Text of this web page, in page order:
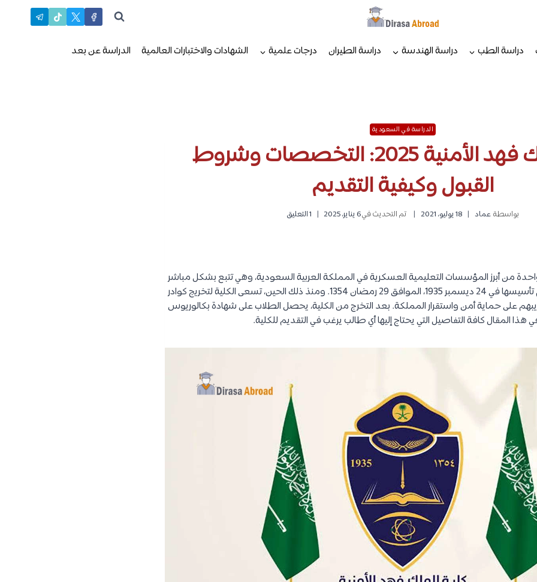
دراسة الطب دراسة الهندسة دراسة الطيران درجات علمية الشهادات والاختبارات العالمية الدراسة عن بعد
الدراسة في السعودية
كلية الملك فهد الأمنية 2025: التخصصات وشروط
القبول وكيفية التقديم
بواسطة عماد 18 يوليو، 2021 تم التحديث في6 يناير، 2025 1 التعليق
من أبرز المؤسسات التعليمية العسكرية في المملكة العربية السعودية، وهي تتبع بشكل مباشر
لوزارة الداخلية السعودية. تم تأسيسها في 24 ديسمبر 1935، الموافق 29 رمضان 1354. ومنذ ذلك الحين، تسعى الكلية لتخريج كوادر
على حماية أمن واستقرار المملكة. بعد التخرج من الكلية، يحصل الطلاب على شهادة بكالوريوس
هذا المقال كافة التفاصيل التي يحتاج إليها أي طالب يرغب في التقديم للكلية.